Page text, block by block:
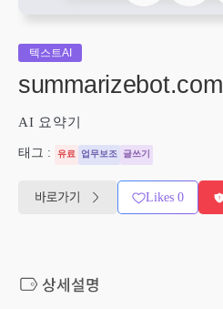
텍스트AI
summarizebot.com
AI 요약기
태그 : 유료 업무보조 글쓰기
Likes 0